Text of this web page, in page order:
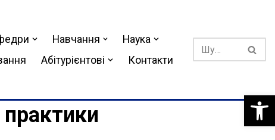
Навчання
Наука
Абітурієнтові Контакти
практики